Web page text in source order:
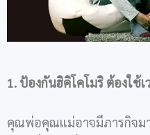
1. ป้องกันฮิคิโคโมริ ต้องใช้
คุณพ่อคุณแม่อาจมีภารกิจม